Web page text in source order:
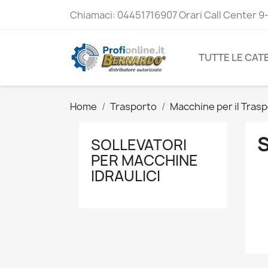
Chiamaci: 04451716907 Orari Call Center
TUTTE LE
Home Trasporto Macchine per il
SOLLEVATORI
PER MACCHINE
IDRAULICI